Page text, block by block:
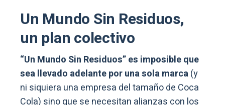
Un Mundo Sin Residuos,
un plan colectivo
“Un Mundo Sin Residuos” es imposible que
sea llevado adelante por una sola marca(y
ni siquiera una empresa del tamaño de Coca
Cola) sino que se necesitan alianzas con los